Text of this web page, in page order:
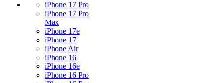
iPhone 17 Pro
iPhone 17 Pro
Max
iPhone 17e
iPhone 17
iPhone Air
iPhone 16
iPhone 16e
iPhone 16 Pro